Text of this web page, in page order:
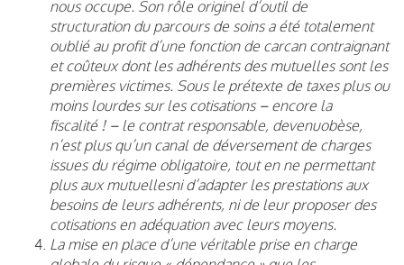
nous occupe. Son rôle originel d’outil de
structuration du parcours de soins a été totalement
oublié au profit d’une fonction de carcan contraignant
et coûteux dont les adhérents des mutuelles sont les
premières victimes. Sous le prétexte de taxes plus ou
moins lourdes sur les cotisations – encore la
fiscalité ! – le contrat responsable, devenuobèse,
n’est plus qu’un canal de déversement de charges
issues du régime obligatoire, tout en ne permettant
plus aux mutuellesni d’adapter les prestations aux
besoins de leurs adhérents, ni de leur proposer des
cotisations en adéquation avec leurs moyens.
La mise en place d’une véritable prise en charge